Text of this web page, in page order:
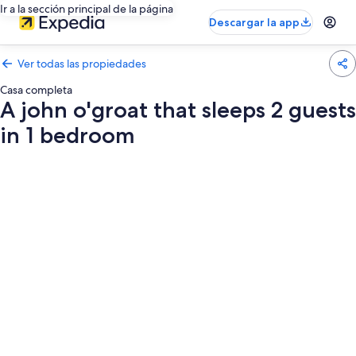
Ir a la sección principal de la página
Descargar la app
Ver todas las propiedades
Casa completa
A john o'groat that sleeps 2 guests
in 1 bedroom